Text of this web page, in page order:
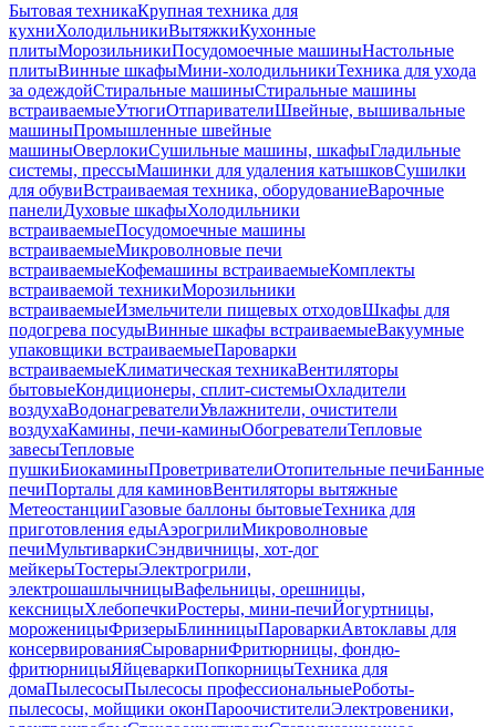
Бытовая техникаКрупная техника для
кухниХолодильникиВытяжкиКухонные
плитыМорозильникиПосудомоечные машиныНастольные
плитыВинные шкафыМини-холодильникиТехника для ухода
за одеждойСтиральные машиныСтиральные машины
встраиваемыеУтюгиОтпаривателиШвейные, вышивальные
машиныПромышленные швейные
машиныОверлокиСушильные машины, шкафыГладильные
системы, прессыМашинки для удаления катышковСушилки
для обувиВстраиваемая техника, оборудованиеВарочные
панелиДуховые шкафыХолодильники
встраиваемыеПосудомоечные машины
встраиваемыеМикроволновые печи
встраиваемыеКофемашины встраиваемыеКомплекты
встраиваемой техникиМорозильники
встраиваемыеИзмельчители пищевых отходовШкафы для
подогрева посудыВинные шкафы встраиваемыеВакуумные
упаковщики встраиваемыеПароварки
встраиваемыеКлиматическая техникаВентиляторы
бытовыеКондиционеры, сплит-системыОхладители
воздухаВодонагревателиУвлажнители, очистители
воздухаКамины, печи-каминыОбогревателиТепловые
завесыТепловые
пушкиБиокаминыПроветривателиОтопительные печиБанные
печиПорталы для каминовВентиляторы вытяжные
МетеостанцииГазовые баллоны бытовыеТехника для
приготовления едыАэрогрилиМикроволновые
печиМультиваркиСэндвичницы, хот-дог
мейкерыТостерыЭлектрогрили,
электрошашлычницыВафельницы, орешницы,
кексницыХлебопечкиРостеры, мини-печиЙогуртницы,
мороженицыФризерыБлинницыПароваркиАвтоклавы для
консервированияСыроварниФритюрницы, фондю-
фритюрницыЯйцеваркиПопкорницыТехника для
домаПылесосыПылесосы профессиональныеРоботы-
пылесосы, мойщики оконПароочистителиЭлектровеники,